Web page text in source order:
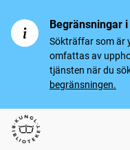
Begränsningar
Sökträffar som är
omfattas av
tjänsten när du
begränsningen.
Svenska tidningar